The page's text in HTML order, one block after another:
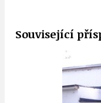
Související